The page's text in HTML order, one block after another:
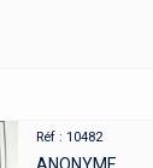
Réf : 10482